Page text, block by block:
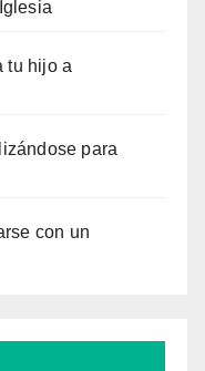
tu hijo a
para
con un